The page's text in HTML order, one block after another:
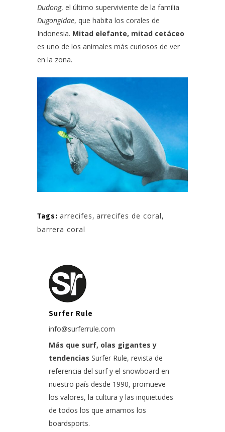
Dudong, el último superviviente de la familia
Dugongidae, que habita los corales de
Indonesia. Mitad elefante, mitad cetáceo
es uno de los animales más curiosos de ver
en la zona.
Tags: arrecifes, arrecifes de coral,
barrera coral
Surfer Rule
info@surferrule.com
Más que surf, olas gigantes y
tendencias Surfer Rule, revista de
referencia del surf y el snowboard en
nuestro país desde 1990, promueve
los valores, la cultura y las inquietudes
de todos los que amamos los
boardsports.